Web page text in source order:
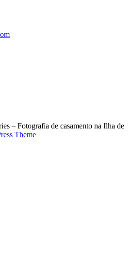
– Fotografia de casamento na Ilha de
Theme